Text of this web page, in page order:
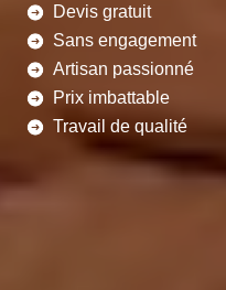
Devis gratuit
Sans engagement
Artisan passionné
Prix imbattable
Travail de qualité